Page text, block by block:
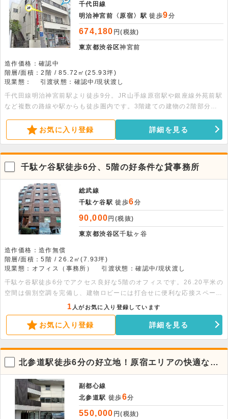
千代田線
明治神宮前〈原宿〉駅 徒歩9分
674,180 円(税抜)
東京都渋谷区神宮前
造作価格：確認中
階層/面積：2階 / 85.72㎡(25.93坪)
現業態：
引渡状態：確認中/現状渡し
千代田線明治神宮前駅より徒歩9分。JR山手線原宿駅や銀座線外苑前駅
など複数の路線や駅からも徒歩圏内です。3階建ての建物の2階部分、
舗・事務所・軽飲食もご相談可能です。
お気に入り登録 詳細を見る
千駄ケ谷駅徒歩6分、5階の好条件な貸事務所
総武線
千駄ケ谷駅 徒歩6分
90,000 円(税抜)
東京都渋谷区千駄ヶ谷
造作価格：造作無償
階層/面積：5階 / 26.2㎡(7.93坪)
現業態：オフィス（事務所）
引渡状態：確認中/現状渡し
千駄ケ谷駅徒歩6分でアクセス良好な5階のオフィスです。26.20平米の
空間は個別空調を完備し、建物ロビーには打合せに便利な応接スペース
もございます。お気軽にお問い合わせください。
1 人がお気に入り登録しています
お気に入り登録 詳細を見る
北参道駅徒歩6分の好立地！原宿エリアの快適な3
階貸事務所
副都心線
北参道駅 徒歩6分
550,000 円(税抜)